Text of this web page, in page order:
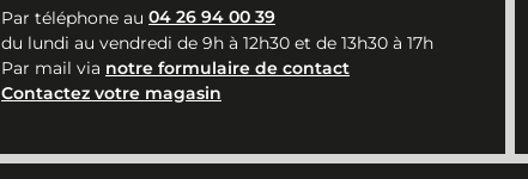
Par téléphone au 04 26 94 00 39
du lundi au vendredi de 9h à 12h30 et de 13h30 à 17h
Par mail via notre formulaire de contact
Contactez votre magasin